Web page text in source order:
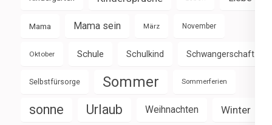
Mama Mama sein März November
Oktober Schule Schulkind Schwangerschaft
Selbstfürsorge Sommer Sommerferien
sonne Urlaub Weihnachten Winter